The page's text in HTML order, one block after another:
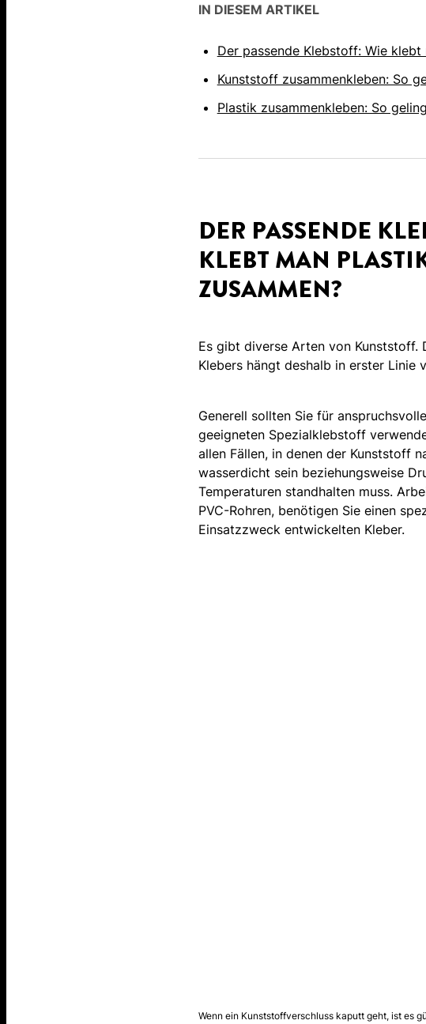
IN DIESEM ARTIKEL
Der passende Klebstoff: Wie
Kunststoff zusammenkleben: So
Plastik zusammenkleben: So
DER PASSENDE
KLEBT MAN
ZUSAMMEN?
Es gibt diverse Arten von Kunststoff.
Klebers hängt deshalb in erster Linie
Generell sollten Sie für
geeigneten Spezialklebstoff
allen Fällen, in denen der Kunststoff
wasserdicht sein beziehungsweise
Temperaturen standhalten muss.
PVC-Rohren, benötigen Sie einen
Einsatzzweck entwickelten Kleber.
Wenn ein Kunststoffverschluss kaputt geht, ist es